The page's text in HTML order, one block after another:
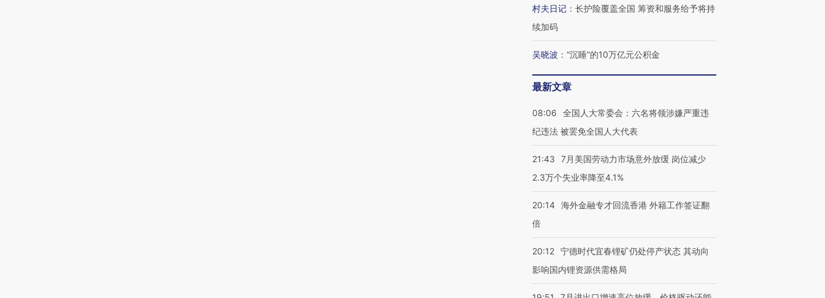
村夫日记 ： 长护险覆盖全国 筹资和服务给予将持
续加码
吴晓波 ： “沉睡”的10万亿元公积金
最新文章
08:06
全国人大常委会：六名将领涉嫌严重违
纪违法 被罢免全国人大代表
21:43
7月美国劳动力市场意外放缓 岗位减少
2.3万个失业率降至4.1%
20:14 海外金融专才回流香港 外籍工作签证翻
倍
20:12 宁德时代宜春锂矿仍处停产状态 其动向
影响国内锂资源供需格局